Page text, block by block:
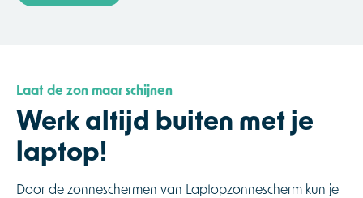
Laat de zon maar schijnen
Werk altijd buiten met je
laptop!
Door de zonneschermen van Laptopzonnescherm kun je